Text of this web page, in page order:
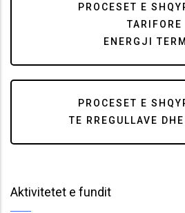
PROCESET E
TARIFORE
ENERGJI
PROCESET E
TE RREGULLAVE
Aktivitetet e fundit